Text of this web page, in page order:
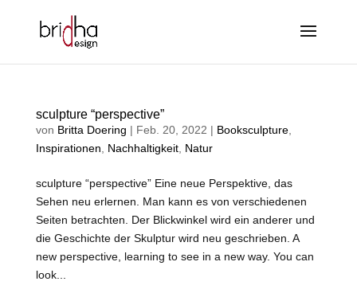
sculpture “perspective”
von Britta Doering | Feb. 20, 2022 | Booksculpture,
Inspirationen
Nachhaltigkeit, Natur
sculpture “perspective” Eine neue Perspektive, das
Sehen neu erlernen. Man kann es von verschiedenen
Seiten betrachten. Der Blickwinkel wird ein anderer und
die Geschichte der Skulptur wird neu geschrieben. A
new perspective, learning to see in a new way. You can
look...